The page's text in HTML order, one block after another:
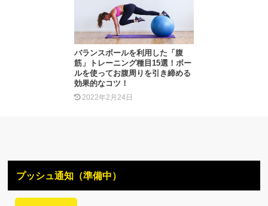
バランスボールを利用した「腹
筋」トレーニング種目15選！ボー
ルを使ってお腹周りを引き締める
効果的なコツ！
2022年2月24日
プッシュ通知（準備中）